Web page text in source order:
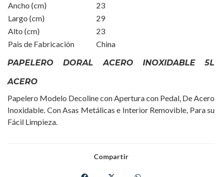
Ancho (cm)
23
Largo (cm)
29
Alto (cm)
23
Pais de Fabricación
China
PAPELERO DORAL ACERO INOXIDABLE 5L
ACERO
Papelero Modelo Decoline con Apertura con Pedal, De Acero
Inoxidable. Con Asas Metálicas e Interior Removible, Para su
Fácil Limpieza.
Compartir